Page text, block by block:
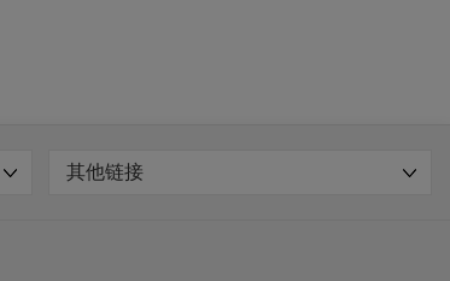
其他链接